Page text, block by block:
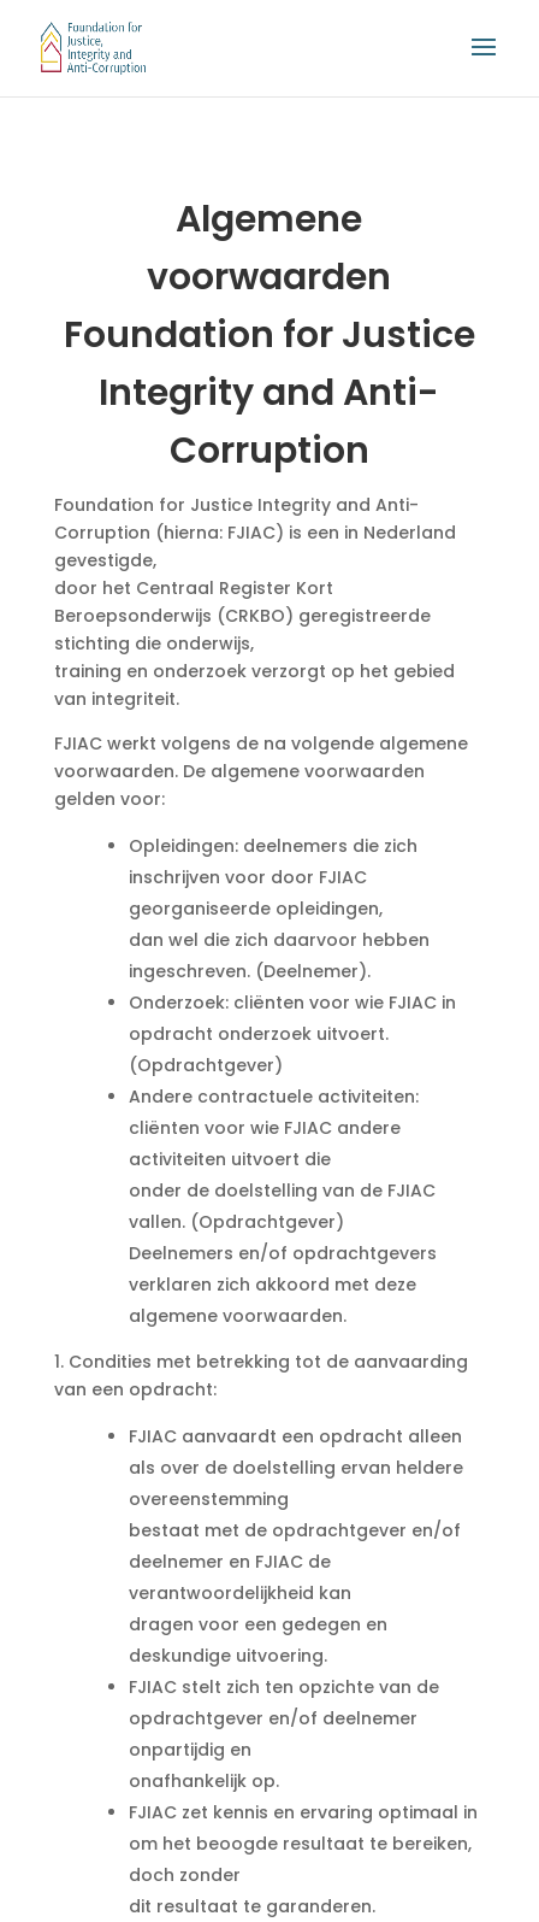
Algemene
voorwaarden
Foundation for Justice
Integrity and Anti-
Corruption
Foundation for Justice Integrity and Anti-
Corruption (hierna: FJIAC) is een in Nederland
gevestigde,
door het Centraal Register Kort
Beroepsonderwijs (CRKBO) geregistreerde
stichting die onderwijs,
training en onderzoek verzorgt op het gebied
van integriteit.
FJIAC werkt volgens de na volgende algemene
voorwaarden. De algemene voorwaarden
gelden voor:
Opleidingen: deelnemers die zich
inschrijven voor door FJIAC
georganiseerde opleidingen,
dan wel die zich daarvoor hebben
ingeschreven. (Deelnemer).
Onderzoek: cliënten voor wie FJIAC in
opdracht onderzoek uitvoert.
(Opdrachtgever)
Andere contractuele activiteiten:
cliënten voor wie FJIAC andere
activiteiten uitvoert die
onder de doelstelling van de FJIAC
vallen. (Opdrachtgever)
Deelnemers en/of opdrachtgevers
verklaren zich akkoord met deze
algemene voorwaarden.
1. Condities met betrekking tot de aanvaarding
van een opdracht:
FJIAC aanvaardt een opdracht alleen
als over de doelstelling ervan heldere
overeenstemming
bestaat met de opdrachtgever en/of
deelnemer en FJIAC de
verantwoordelijkheid kan
dragen voor een gedegen en
deskundige uitvoering.
FJIAC stelt zich ten opzichte van de
opdrachtgever en/of deelnemer
onpartijdig en
onafhankelijk op.
FJIAC zet kennis en ervaring optimaal in
om het beoogde resultaat te bereiken,
doch zonder
dit resultaat te garanderen.